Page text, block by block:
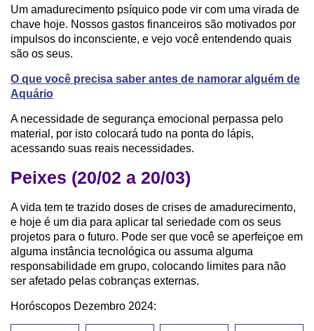
Um amadurecimento psíquico pode vir com uma virada de
chave hoje. Nossos gastos financeiros são motivados por
impulsos do inconsciente, e vejo você entendendo quais
são os seus.
O que você precisa saber antes de namorar alguém de
Aquário
A necessidade de segurança emocional perpassa pelo
material, por isto colocará tudo na ponta do lápis,
acessando suas reais necessidades.
Peixes (20/02 a 20/03)
A vida tem te trazido doses de crises de amadurecimento,
e hoje é um dia para aplicar tal seriedade com os seus
projetos para o futuro. Pode ser que você se aperfeiçoe em
alguma instância tecnológica ou assuma alguma
responsabilidade em grupo, colocando limites para não
ser afetado pelas cobranças externas.
Horóscopos Dezembro 2024: